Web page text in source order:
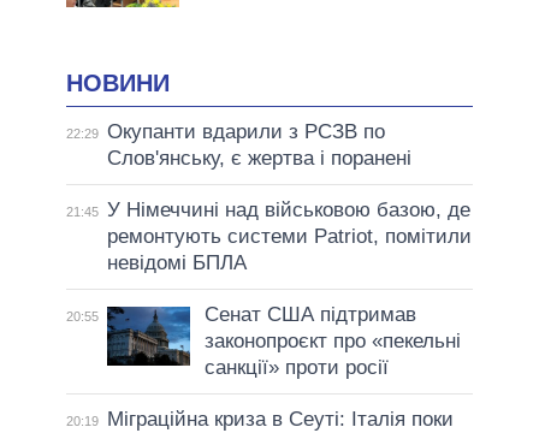
НОВИНИ
22:29 Окупанти вдарили з РСЗВ по
Слов'янську, є жертва і поранені
21:45 У Німеччині над військовою базою, де
ремонтують системи Patriot, помітили
невідомі БПЛА
20:55
Сенат США підтримав
законопроєкт про «пекельні
санкції» проти росії
20:19
Міграційна криза в Сеуті: Італія поки